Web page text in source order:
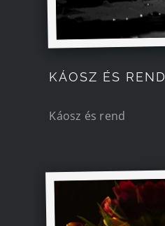
KÁOSZ ÉS REND
Káosz és rend